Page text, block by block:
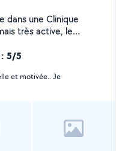
dans une Clinique
très active, le
spécialité ! En toute confiance, pensez à moi !
: 5/5